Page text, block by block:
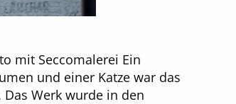
mit Seccomalerei Ein
und einer Katze war das
Werk wurde in den